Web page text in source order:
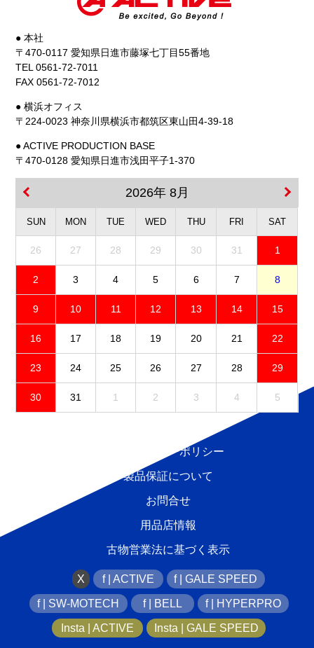
● 本社
〒470-0117 愛知県日進市藤塚七丁目55番地
TEL 0561-72-7011
FAX 0561-72-7012
● 横浜オフィス
〒224-0023 神奈川県横浜市都筑区東山田4-39-18
● ACTIVE PRODUCTION BASE
〒470-0128 愛知県日進市浅田平子1-370
2026年 8月
SUN MON TUE WED THU FRI SAT
26 27 28 29 30 31 1
2 3 4 5 6 7 8
9 10 11 12 13 14 15
16 17 18 19 20 21 22
23 24 25 26 27 28 29
30 31 1 2 3 4 5
プライバシーポリシー
製品保証について
お問合せ
用品店情報
古物営業法に基づく表示
X f | ACTIVE f | GALE SPEED
f | SW-MOTECH f | BELL f | HYPERPRO
Insta | ACTIVE Insta | GALE SPEED